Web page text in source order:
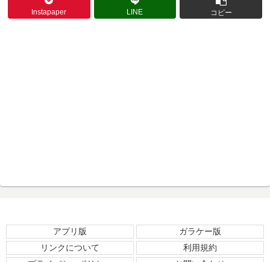
Instapaper LINE コピー
アプリ版
ガラケー版
リンクについて
利用規約